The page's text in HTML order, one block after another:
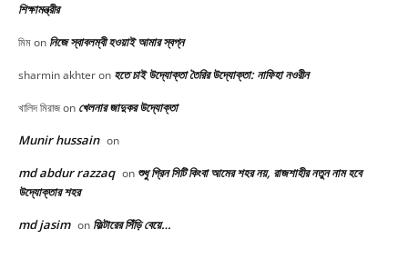
শিক্ষামন্ত্রীর
মিমon নিজে স্বাবলম্বী হওয়াই আমার স্বপ্ন
sharmin akhteron হতে চাই উদ্যোক্তা তৈরির উদ্যোক্তা: নাফিহা নওরীন
খালিদ মিরাজon খেলনার জাদুকর উদ্যোক্তা
Munir hussain on
md abdur razzaq on শুধু গ্রিন সিটি কিংবা আমের শহর নয়, রাজশাহীর নতুন নাম হবে
উদ্যোক্তার শহর
md jasim on ফিল্টারের সিঁড়ি বেয়ে…